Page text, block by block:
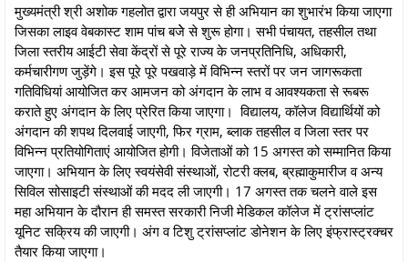
मुख्यमंत्री श्री अशोक गहलोत द्वारा जयपुर से ही अभियान का शुभारंभ किया जाएगा
जिसका लाइव वेबकास्ट शाम पांच बजेे से शुरू होगा। सभी पंचायत, तहसील तथा
जिला स्तरीय आईटी सेवा केंद्रों से पूरे राज्य के जनप्रतिनिधि, अधिकारी,
कर्मचारीगण जुड़ेंगे। इस पूरे पूरे पखवाड़े में विभिन्न स्तरों पर जन जागरूकता
गतिविधियां आयोजित कर आमजन को अंगदान के लाभ व आवश्यकता से रूबरू
कराते हुए अंगदान के लिए प्रेरित किया जाएगा। विद्यालय, कॉलेज विद्यार्थियों को
अंगदान की शपथ दिलवाई जाएगी, फिर ग्राम, ब्लाक तहसील व जिला स्तर पर
विभिन्न प्रतियोगिताएं आयोजित होगी। विजेताओं को 15 अगस्त को सम्मानित किया
जाएगा। अभियान के लिए स्वयंसेवी संस्थाओं, रोटरी क्लब, ब्रह्माकुमारीज व अन्य
सिविल सोसाइटी संस्थाओं की मदद ली जाएगी। 17 अगस्त तक चलने वाले इस
महा अभियान के दौरान ही समस्त सरकारी निजी मेडिकल कॉलेज में ट्रांसप्लांट
यूनिट सक्रिय की जाएगी। अंग व टिशु ट्रांसप्लांट डोनेशन के लिए इंफ्रास्ट्रक्चर
तैयार किया जाएगा।